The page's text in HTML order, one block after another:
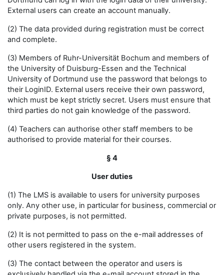
External users can create an account manually.
(2) The data provided during registration must be correct
and complete.
(3) Members of Ruhr-Universität Bochum and members of
the University of Duisburg-Essen and the Technical
University of Dortmund use the password that belongs to
their LoginID. External users receive their own password,
which must be kept strictly secret. Users must ensure that
third parties do not gain knowledge of the password.
(4) Teachers can authorise other staff members to be
authorised to provide material for their courses.
§ 4
User duties
(1) The LMS is available to users for university purposes
only. Any other use, in particular for business, commercial or
private purposes, is not permitted.
(2) It is not permitted to pass on the e-mail addresses of
other users registered in the system.
(3) The contact between the operator and users is